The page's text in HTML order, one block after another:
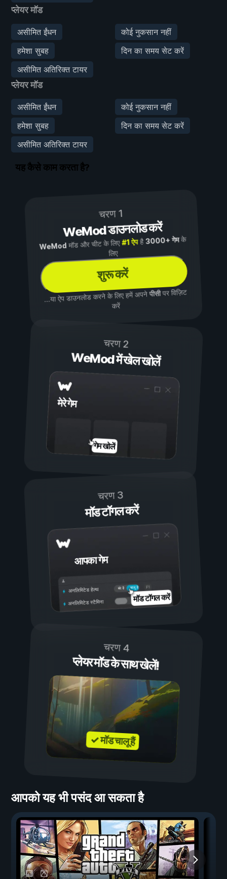
प्लेयर मॉड
असीमित ईंधन
कोई नुकसान नहीं
हमेशा सुबह
दिन का समय सेट करें
असीमित अतिरिक्त टायर
प्लेयर मॉड
असीमित ईंधन
कोई नुकसान नहीं
हमेशा सुबह
दिन का समय सेट करें
असीमित अतिरिक्त टायर
यह कैसे काम करता है?
चरण 1
WeMod डाउनलोड करें
WeMod मॉड और चीट के लिए#1 ऐपहै3000+ गेमके
लिए
शुरू करें
...या ऐप डाउनलोड करने के लिए हमें अपनेपीसीपर विज़िट
करें
चरण 2
WeMod में खेल खोलें
मेरे गेम
गेम खोलें
चरण 3
मॉड टॉगल करें
आपका गेम
चालू है
बंद है
अनलिमिटेड हेल्थ
अनलिमिटेड स्टैमिना मॉड टॉगल करें
चरण 4
प्लेयर मॉड के साथ खेलें!
✓ मॉड चालू हैं
आपको यह भी पसंद आ सकता है